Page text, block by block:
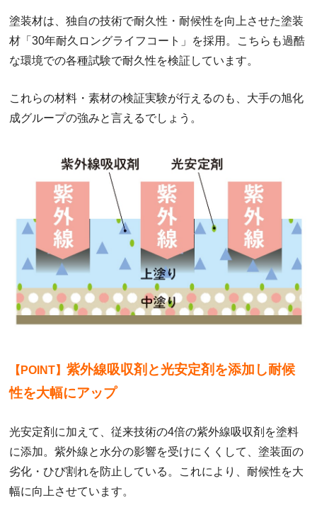
塗装材は、独自の技術で耐久性・耐候性を向上させた塗装
材「30年耐久ロングライフコート」を採用。こちらも過酷
な環境での各種試験で耐久性を検証しています。
これらの材料・素材の検証実験が行えるのも、大手の旭化
成グループの強みと言えるでしょう。
【POINT】紫外線吸収剤と光安定剤を添加し耐候
性を大幅にアップ
光安定剤に加えて、従来技術の4倍の紫外線吸収剤を塗料
に添加。紫外線と水分の影響を受けにくくして、塗装面の
劣化・ひび割れを防止している。これにより、耐候性を大
幅に向上させています。